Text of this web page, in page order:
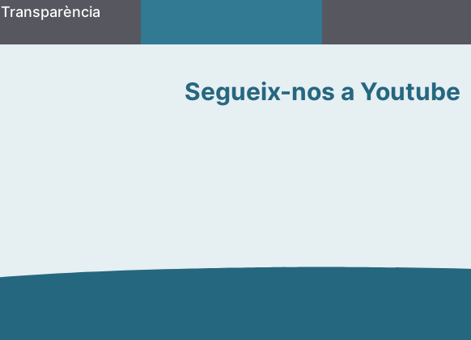
Transparència
Segueix-nos a Youtube